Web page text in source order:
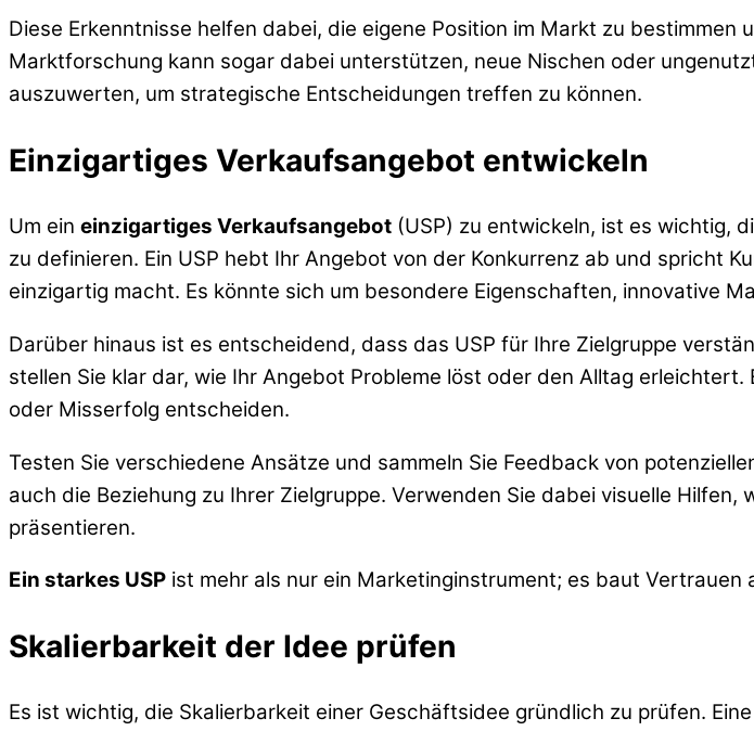
Diese Erkenntnisse helfen dabei, die eigene Position im Markt zu
Marktforschung kann sogar dabei unterstützen, neue Nischen oder
auszuwerten, um strategische Entscheidungen treffen zu können.
Einzigartiges Verkaufsangebot entwickeln
Um ein einzigartiges Verkaufsangebot (USP) zu entwickeln, ist es wichtig,
zu definieren. Ein USP hebt Ihr Angebot von der Konkurrenz ab und spricht
einzigartig macht. Es könnte sich um besondere Eigenschaften, innovative
Darüber hinaus ist es entscheidend, dass das USP für Ihre Zielgruppe
stellen Sie klar dar, wie Ihr Angebot Probleme löst oder den Alltag
oder Misserfolg entscheiden.
Testen Sie verschiedene Ansätze und sammeln Sie Feedback von
auch die Beziehung zu Ihrer Zielgruppe. Verwenden Sie dabei visuelle
präsentieren.
Ein starkes USP ist mehr als nur ein Marketinginstrument; es baut
Skalierbarkeit der Idee prüfen
Es ist wichtig, die Skalierbarkeit einer Geschäftsidee gründlich zu prüfen.